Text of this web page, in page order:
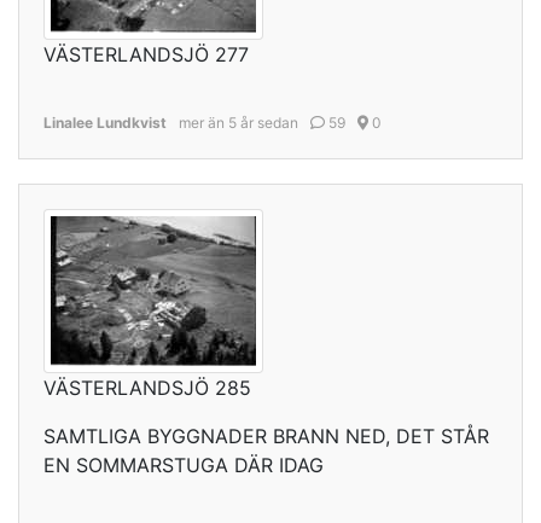
VÄSTERLANDSJÖ 277
Linalee Lundkvist mer än 5 år sedan 59 0
VÄSTERLANDSJÖ 285
SAMTLIGA BYGGNADER BRANN NED, DET STÅR
EN SOMMARSTUGA DÄR IDAG